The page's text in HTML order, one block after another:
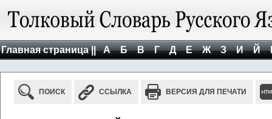
Главная страница || А Б В Г Д Е Ж З И Й
ПОИСК ССЫЛКА ВЕРСИЯ ДЛЯ ПЕЧАТИ